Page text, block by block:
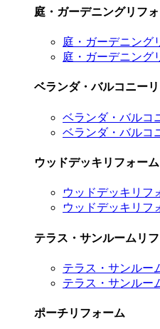
庭・ガーデニングリフ
庭・ガーデニング
庭・ガーデニング
ベランダ・バルコニー
ベランダ・バルコ
ベランダ・バルコ
ウッドデッキリフォーム
ウッドデッキリフ
ウッドデッキリフ
テラス・サンルームリ
テラス・サンルー
テラス・サンルー
ポーチリフォーム